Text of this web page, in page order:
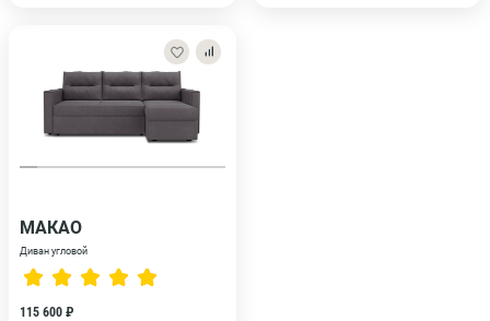
МАКАО
Диван угловой
115 600 ₽